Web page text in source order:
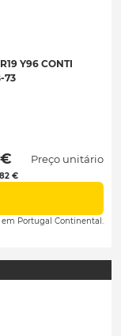
Y96 CONTI
73
€
Preço unitário
em Portugal Continental.